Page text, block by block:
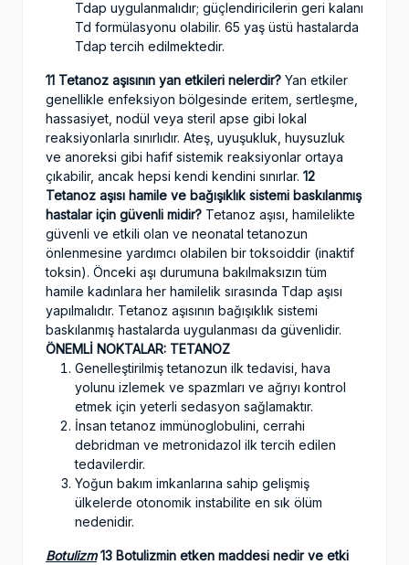
Tdap uygulanmalıdır; güçlendiricilerin geri kalanı
Td formülasyonu olabilir. 65 yaş üstü hastalarda
Tdap tercih edilmektedir.
11 Tetanoz aşısının yan etkileri nelerdir? Yan etkiler
genellikle enfeksiyon bölgesinde eritem, sertleşme,
hassasiyet, nodül veya steril apse gibi lokal
reaksiyonlarla sınırlıdır. Ateş, uyuşukluk, huysuzluk
ve anoreksi gibi hafif sistemik reaksiyonlar ortaya
çıkabilir, ancak hepsi kendi kendini sınırlar. 12
Tetanoz aşısı hamile ve bağışıklık sistemi baskılanmış
hastalar için güvenli midir? Tetanoz aşısı, hamilelikte
güvenli ve etkili olan ve neonatal tetanozun
önlenmesine yardımcı olabilen bir toksoiddir (inaktif
toksin). Önceki aşı durumuna bakılmaksızın tüm
hamile kadınlara her hamilelik sırasında Tdap aşısı
yapılmalıdır. Tetanoz aşısının bağışıklık sistemi
baskılanmış hastalarda uygulanması da güvenlidir.
ÖNEMLİ NOKTALAR: TETANOZ
Genelleştirilmiş tetanozun ilk tedavisi, hava
yolunu izlemek ve spazmları ve ağrıyı kontrol
etmek için yeterli sedasyon sağlamaktır.
İnsan tetanoz immünoglobulini, cerrahi
debridman ve metronidazol ilk tercih edilen
tedavilerdir.
Yoğun bakım imkanlarına sahip gelişmiş
ülkelerde otonomik instabilite en sık ölüm
nedenidir.
Botulizm 13 Botulizmin etken maddesi nedir ve etki